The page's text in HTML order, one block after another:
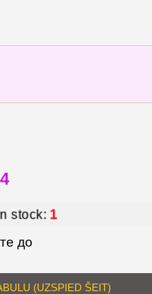
4
stock: 1
до
(UZSPIED ŠEIT)